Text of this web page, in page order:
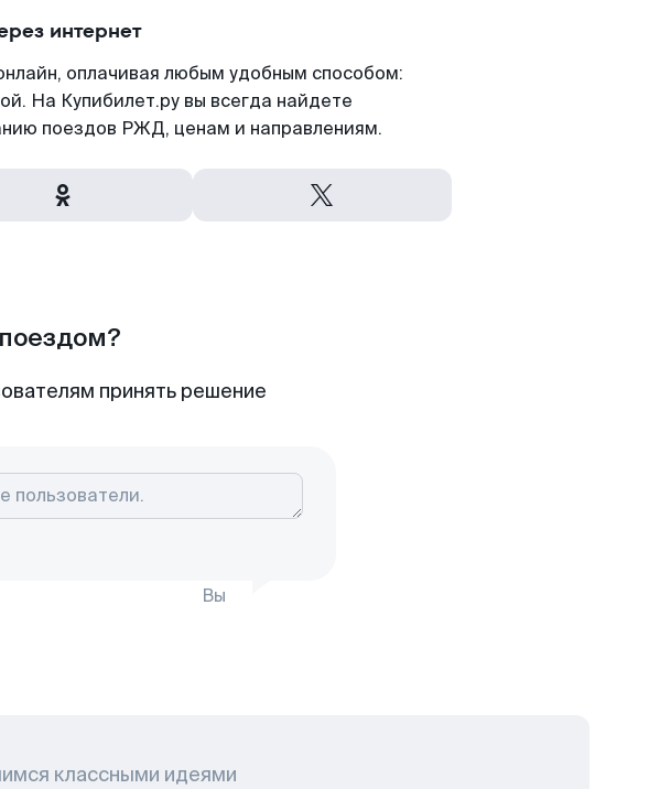
интернет
оплачивая любым удобным способом:
На Купибилет.ру вы всегда найдете
поездов РЖД, ценам и направлениям.
принять решение
Вы
классными идеями